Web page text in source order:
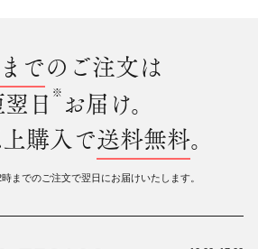
でのご注文は
日 ※ お届け。
購入で送料無料。
までのご注文で翌日にお届けいたします。